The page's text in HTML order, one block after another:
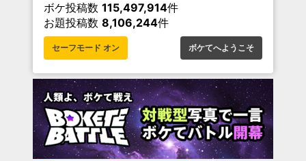
ボケ投稿数 115,497,914件
お題投稿数 8,106,244件
セーフモード オン ボケてへようこそ